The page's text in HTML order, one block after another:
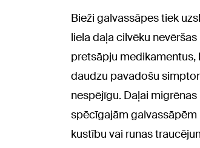
Bieži galvassāpes tiek
liela daļa cilvēku
pretsāpju medikamentus,
daudzu pavadošu
nespējīgu. Daļai
spēcīgajām
kustību vai runas